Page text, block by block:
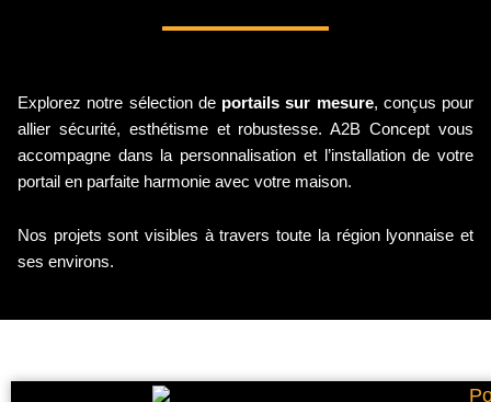
Explorez notre sélection de portails sur mesure, conçus pour
allier sécurité, esthétisme et robustesse. A2B Concept vous
accompagne dans la personnalisation et l’installation de votre
portail en parfaite harmonie avec votre maison.
Nos projets sont visibles à travers toute la région lyonnaise et
ses environs.